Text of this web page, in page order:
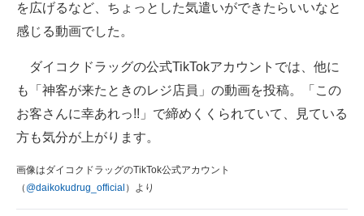
を広げるなど、ちょっとした気遣いができたらいいなと
感じる動画でした。
ダイコクドラッグの公式TikTokアカウントでは、他に
も「神客が来たときのレジ店員」の動画を投稿。「この
お客さんに幸あれっ!!」で締めくくられていて、見ている
方も気分が上がります。
画像はダイコクドラッグのTikTok公式アカウント
（ @daikokudrug_official ）より